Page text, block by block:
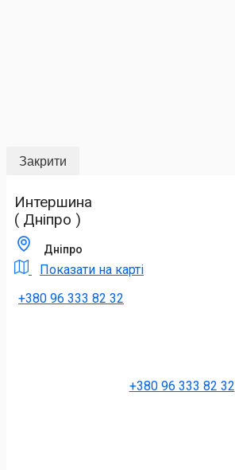
Закрити
Интершина
( Дніпро )
Дніпро
Показати на карті
+380 96 333 82 32
+380 96 333 82 32